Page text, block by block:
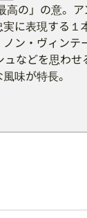
の」の意。
に表現する１
ン・ヴィンテ
などを思わ
味が特長。